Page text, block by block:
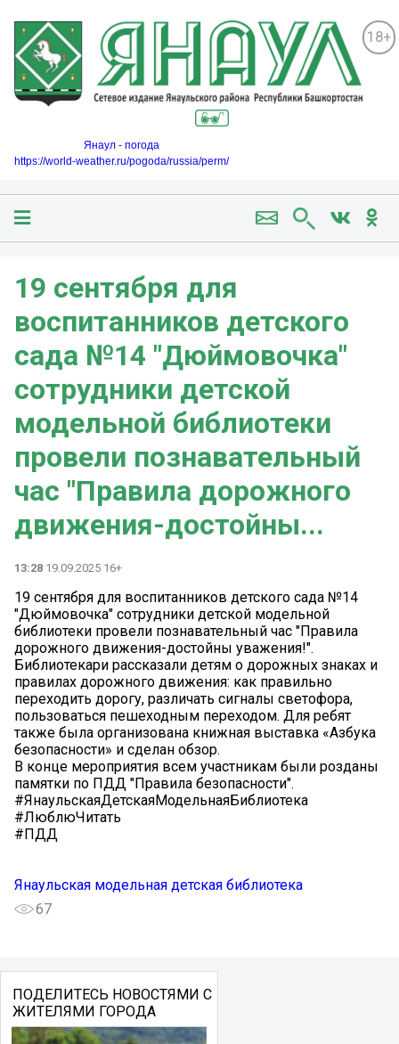
18+
Янаул - погода
https://world-weather.ru/pogoda/russia/perm/
19 сентября для
воспитанников детского
сада №14 "Дюймовочка"
сотрудники детской
модельной библиотеки
провели познавательный
час "Правила дорожного
движения-достойны...
13:28 19.09.2025 16+
19 сентября для воспитанников детского сада №14
"Дюймовочка" сотрудники детской модельной
библиотеки провели познавательный час "Правила
дорожного движения-достойны уважения!".
Библиотекари рассказали детям о дорожных знаках и
правилах дорожного движения: как правильно
переходить дорогу, различать сигналы светофора,
пользоваться пешеходным переходом. Для ребят
также была организована книжная выставка «Азбука
безопасности» и сделан обзор.
В конце мероприятия всем участникам были розданы
памятки по ПДД "Правила безопасности".
#ЯнаульскаяДетскаяМодельнаяБиблиотека
#ЛюблюЧитать
#ПДД
Янаульская модельная детская библиотека
67
ПОДЕЛИТЕСЬ НОВОСТЯМИ С
ЖИТЕЛЯМИ ГОРОДА